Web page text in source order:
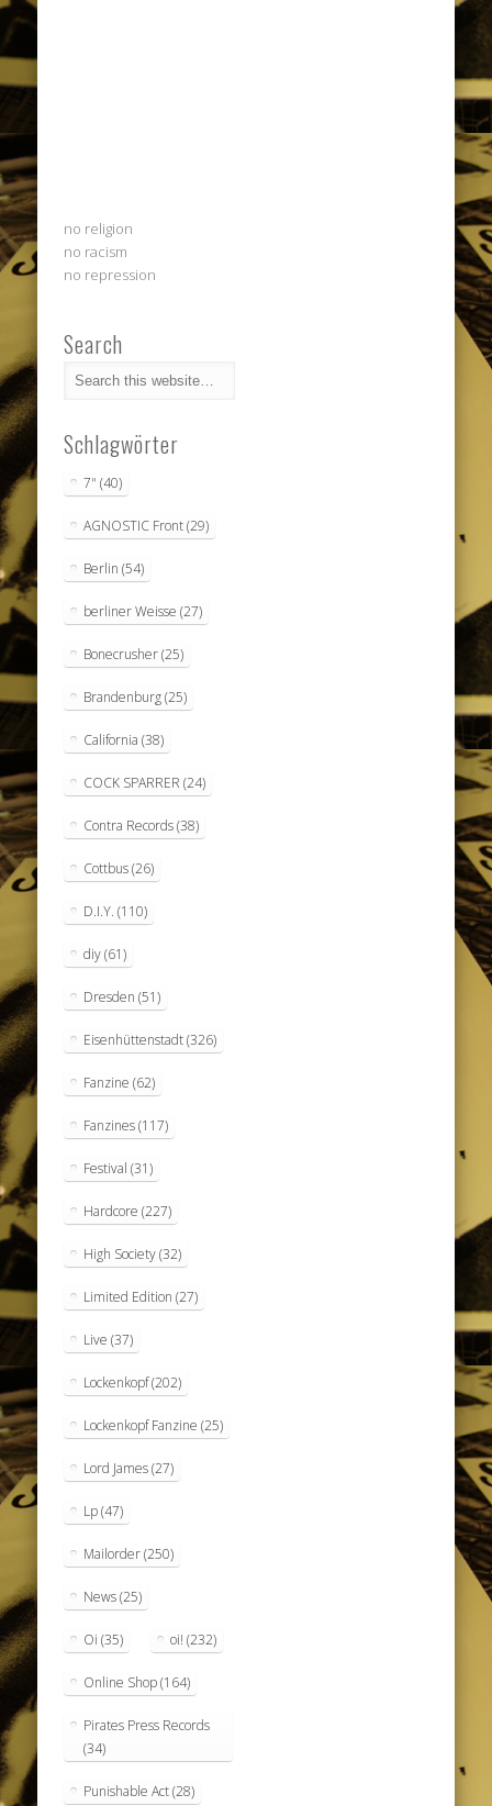
no religion
no racism
no repression
Search
Schlagwörter
7" (40)
AGNOSTIC Front(29)
Berlin (54)
berliner Weisse (27)
Bonecrusher(25)
Brandenburg(25)
California (38)
COCK SPARRER (24)
Contra Records(38)
Cottbus(26)
D.I.Y. (110)
diy(61)
Dresden (51)
Eisenhüttenstadt(326)
Fanzine (62)
Fanzines(117)
Festival (31)
Hardcore (227)
High Society(32)
Limited Edition (27)
Live (37)
Lockenkopf(202)
Lockenkopf Fanzine (25)
Lord James(27)
Lp(47)
Mailorder(250)
News(25)
Oi (35) oi! (232)
Online Shop(164)
Pirates Press Records
(34)
Punishable Act(28)